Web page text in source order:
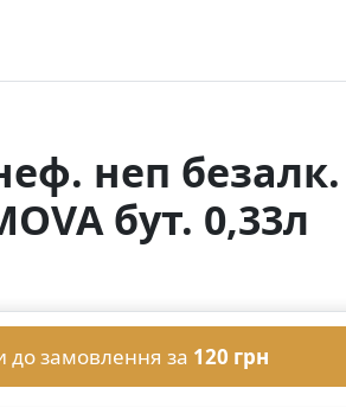
неп
бут. 0,33л
до замовлення за 120 грн